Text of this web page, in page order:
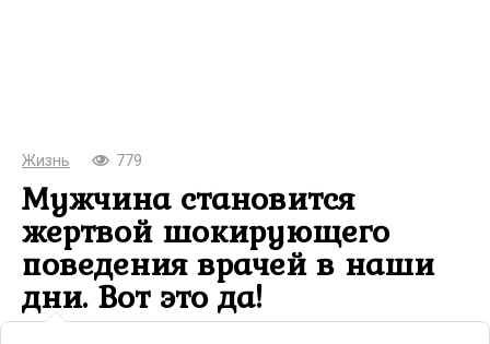
Жизнь 779
Мужчина становится
жертвой шокирующего
поведения врачей в наши
дни. Вот это да!